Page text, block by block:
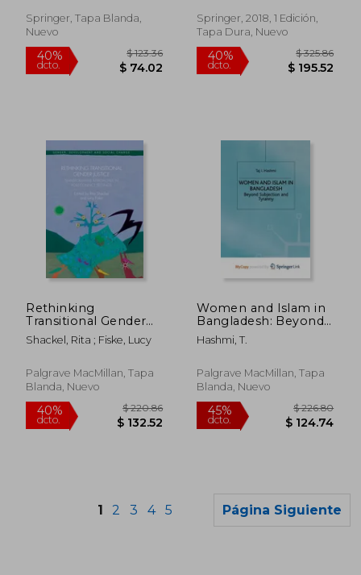
dcto. $
Anna-Maria
Springer, Tapa Blanda,
Nuevo
Tollin, Nicola
Springer, 2018, 1 Edición,
Tapa Dura, Nuevo
Rethinking
Transitional Gender
Justice:
Transformative
Conflict Settings (en
Inglés)
Shackel, Rita ; Fiske, Lucy
Palgrave MacMillan, Tapa
Blanda, Nuevo
Women and Islam in
Bangladesh: Beyond
Subjection and
Tyranny (en Inglés)
Hashmi, T.
Palgrave MacMillan, Tapa
Blanda, Nuevo
1 2 3 4 5 Página Siguiente